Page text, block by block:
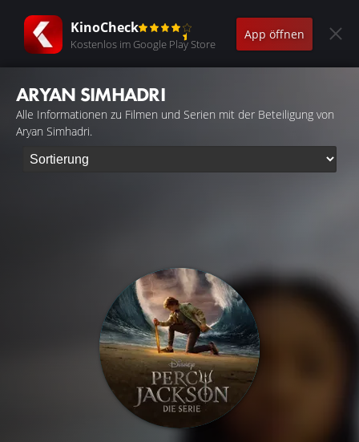
KinoCheck
Kostenlos im Google Play Store
App öffnen
ARYAN SIMHADRI
Alle Informationen zu Filmen und Serien mit der Beteiligung von
Aryan Simhadri.